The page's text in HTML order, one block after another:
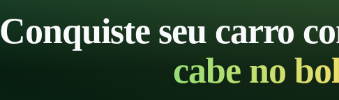
Conquiste seu carro
cabe no